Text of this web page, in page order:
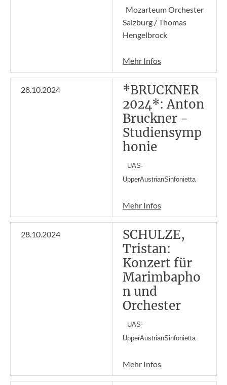
Mozarteum Orchester
Salzburg / Thomas
Hengelbrock
Mehr Infos
28.10.2024
*BRUCKNER
2024*: Anton
Bruckner -
Studiensymp
honie
UAS-
UpperAustrianSinfonietta
Mehr Infos
28.10.2024
SCHULZE,
Tristan:
Konzert für
Marimbapho
n und
Orchester
UAS-
UpperAustrianSinfonietta
Mehr Infos